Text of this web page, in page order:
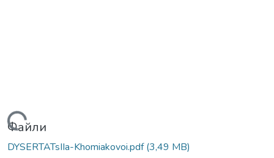
Вантажиться...
Файли
DYSERTATsIIa-Khomiakovoi.pdf(3,49 MB)